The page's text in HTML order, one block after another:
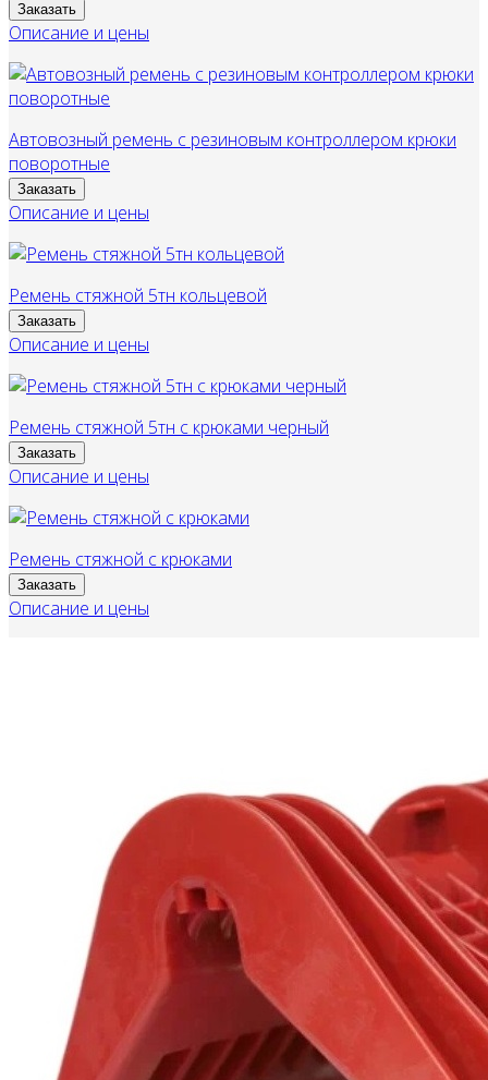
Заказать
Описание и цены
Автовозный ремень с резиновым контроллером крюки
поворотные
Заказать
Описание и цены
Ремень стяжной 5тн кольцевой
Заказать
Описание и цены
Ремень стяжной 5тн с крюками черный
Заказать
Описание и цены
Ремень стяжной с крюками
Заказать
Описание и цены